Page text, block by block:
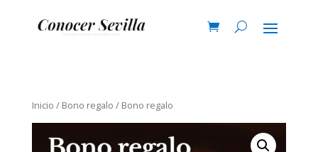
Inicio / Bono regalo / Bono regalo